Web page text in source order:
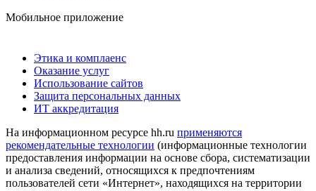
Мобильное приложение
Этика и комплаенс
Оказание услуг
Использование сайтов
Защита персональных данных
ИТ аккредитация
На информационном ресурсе hh.ru применяются
рекомендательные технологии (информационные технологии
предоставления информации на основе сбора, систематизации
и анализа сведений, относящихся к предпочтениям
пользователей сети «Интернет», находящихся на территории